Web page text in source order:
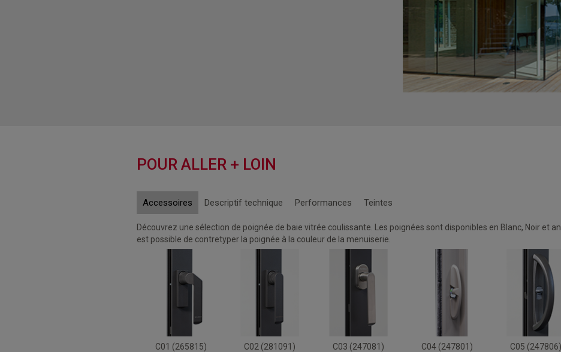
POUR ALLER + LOIN
Accessoires Descriptif technique Performances Teintes
Découvrez une sélection de poignée de baie vitrée coulissante. Les poignées sont disponibles en Blanc, Noir et
est possible de contretyper la poignée à la couleur de la menuiserie.
C01 (265815) C02 (281091) C03 (247081) C04 (247801) C05 (247806)